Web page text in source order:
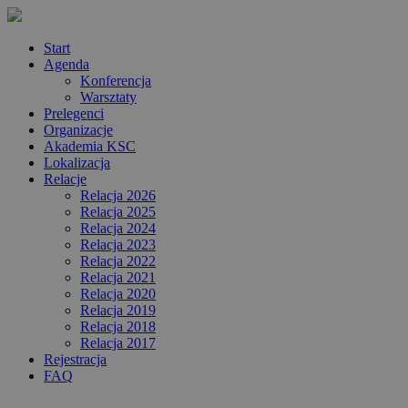
Start
Agenda
Konferencja
Warsztaty
Prelegenci
Organizacje
Akademia KSC
Lokalizacja
Relacje
Relacja 2026
Relacja 2025
Relacja 2024
Relacja 2023
Relacja 2022
Relacja 2021
Relacja 2020
Relacja 2019
Relacja 2018
Relacja 2017
Rejestracja
FAQ